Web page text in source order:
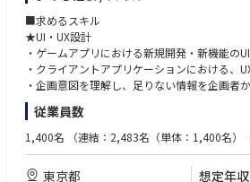
● 売上目標達成に向けた施策立案・実行
● 新規サービス・新規事業機会の探索
● 価格設計、提供価値の整理、収益モデルの検
● 採用、チーム作り、外部パートナー体制の
● 経営判断に必要な情報収集・分析・提案
● 将来的な事業責任者・役員候補としての経
【入社後に期待すること】
入社後は、まずe-Projectionの事業、顧客、提
eの全体像を理解していただきます。
その後、CEOと密に連携しながら、国内外の
・photoshopやIllustratorなどを使用したグラ
・クオリティ、コスト、スケジュールを見極め
・UIフロー設計、動的インタラクションのデ
■求めるスキル
★UI・UX設計
・ゲームアプリにおける新規開発・新機能の
・クライアントアプリケーションにおける、
・企画意図を理解し、足りない情報を企画者
ョン力
・情報をわかりやすく整理してUIに落とし込む
・市場における価値の高いアプリやコンテン
・タイトルのコンセプトに沿ったUI・UX設計
従業員数
1,400名 （連結：2,483名（単体：1,400名）
東京都 想定年収